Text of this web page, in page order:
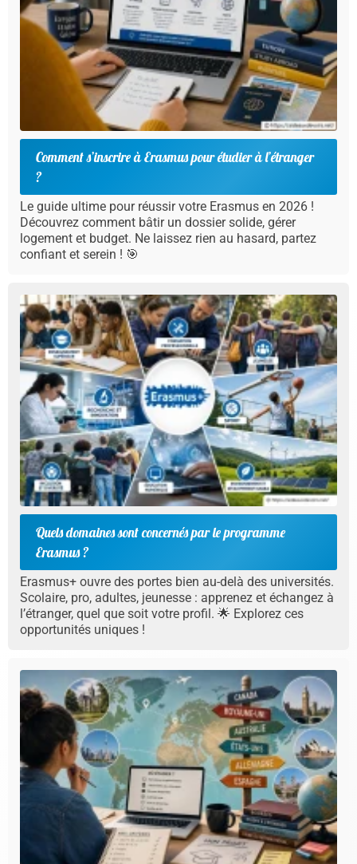
Comment s’inscrire à Erasmus pour étudier à l’étranger
?
Le guide ultime pour réussir votre Erasmus en 2026 !
Découvrez comment bâtir un dossier solide, gérer
logement et budget. Ne laissez rien au hasard, partez
confiant et serein ! 🎯
Quels domaines sont concernés par le programme
Erasmus ?
Erasmus+ ouvre des portes bien au-delà des universités.
Scolaire, pro, adultes, jeunesse : apprenez et échangez à
l’étranger, quel que soit votre profil. 🌟 Explorez ces
opportunités uniques !